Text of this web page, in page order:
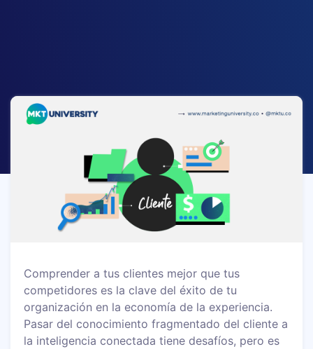
Comprender a tus clientes mejor que tus
competidores es la clave del éxito de tu
organización en la economía de la experiencia.
Pasar del conocimiento fragmentado del cliente a
la inteligencia conectada tiene desafíos, pero es